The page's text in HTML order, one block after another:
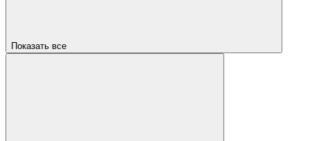
Показать все